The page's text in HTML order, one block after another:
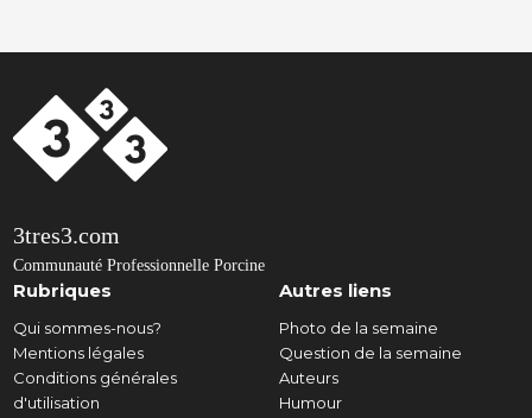
3tres3.com
Communauté Professionnelle Porcine
Rubriques
Qui sommes-nous?
Mentions légales
Conditions générales
d'utilisation
Autres liens
Photo de la semaine
Question de la semaine
Auteurs
Humour